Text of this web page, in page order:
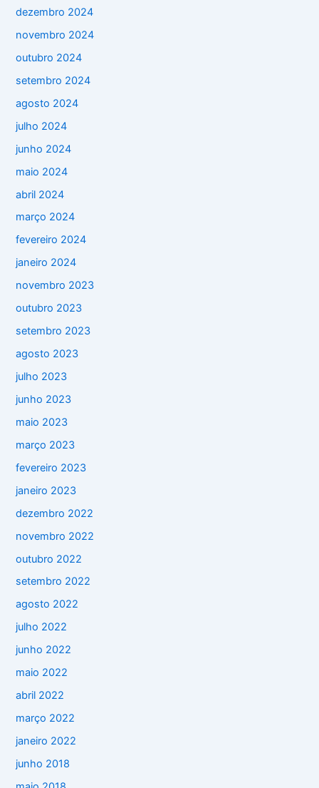
dezembro 2024
novembro 2024
outubro 2024
setembro 2024
agosto 2024
julho 2024
junho 2024
maio 2024
abril 2024
março 2024
fevereiro 2024
janeiro 2024
novembro 2023
outubro 2023
setembro 2023
agosto 2023
julho 2023
junho 2023
maio 2023
março 2023
fevereiro 2023
janeiro 2023
dezembro 2022
novembro 2022
outubro 2022
setembro 2022
agosto 2022
julho 2022
junho 2022
maio 2022
abril 2022
março 2022
janeiro 2022
junho 2018